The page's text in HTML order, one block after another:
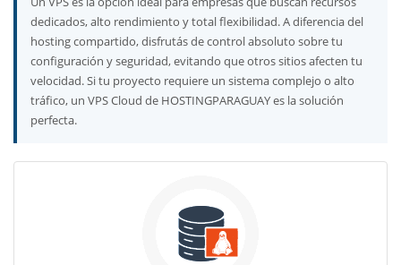
dedicados, alto rendimiento y total flexibilidad. A diferencia del
hosting compartido, disfrutás de control absoluto sobre tu
configuración y seguridad, evitando que otros sitios afecten tu
velocidad. Si tu proyecto requiere un sistema complejo o alto
tráfico, un VPS Cloud de HOSTINGPARAGUAY es la solución
perfecta.